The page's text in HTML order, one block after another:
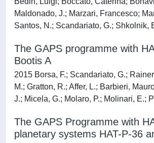
Maldonado, J.; Marzari, Francesco;
Santos, N.; Scandariato, G.; Shkolnik,
The GAPS programme with
Bootis A
2015 Borsa, F.; Scandariato, G.;
M.; Gratton, R.; Affer, L.; Barbieri,
J.; Micela, G.; Molaro, P.; Molinari, E.;
The GAPS Programme with
planetary systems HAT-P-36